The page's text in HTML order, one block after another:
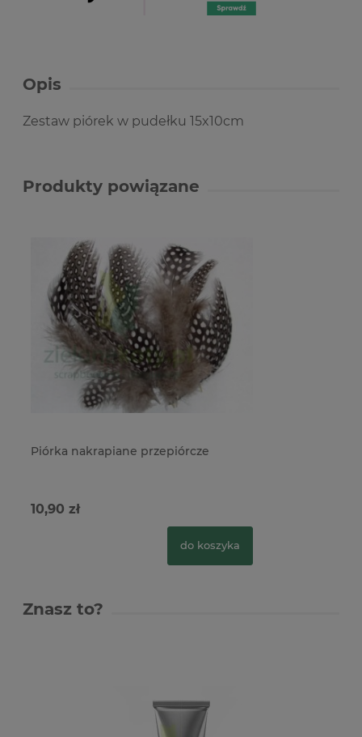
Opis
Zestaw piórek w pudełku 15x10cm
Produkty powiązane
Piórka nakrapiane przepiórcze
10,90 zł
do koszyka
Znasz to?